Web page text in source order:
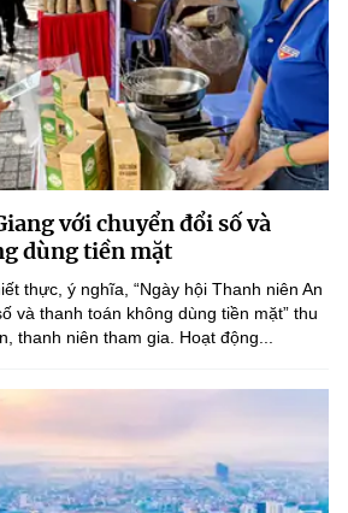
với chuyển đổi số và
dùng tiền mặt
thực, ý nghĩa, “Ngày hội Thanh niên An
và thanh toán không dùng tiền mặt” thu
thanh niên tham gia. Hoạt động...